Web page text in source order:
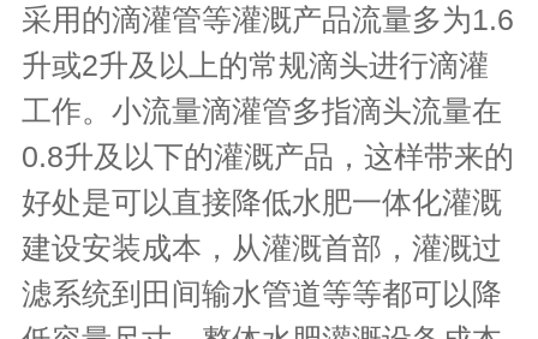
采用的滴灌管等灌溉产品流量多为1.6
升或2升及以上的常规滴头进行滴灌
工作。小流量滴灌管多指滴头流量在
0.8升及以下的灌溉产品，这样带来的
好处是可以直接降低水肥一体化灌溉
建设安装成本，从灌溉首部，灌溉过
滤系统到田间输水管道等等都可以降